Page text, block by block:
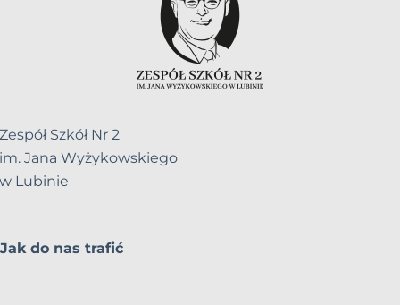
Zespół Szkół Nr 2
im. Jana Wyżykowskiego
w Lubinie
Jak do nas trafić